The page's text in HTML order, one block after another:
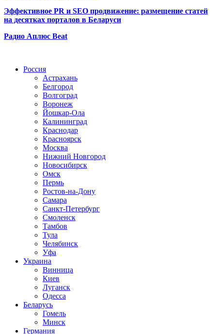
Эффективное PR и SEO продвижение: размещение статей
на десятках порталов в Беларуси
Радио Аплюс Beat
Россия
Астрахань
Белгород
Волгоград
Воронеж
Йошкар-Ола
Калининград
Краснодар
Красноярск
Москва
Нижний Новгород
Новосибирск
Омск
Пермь
Ростов-на-Дону
Самара
Санкт-Петербург
Смоленск
Тамбов
Тула
Челябинск
Уфа
Украина
Винница
Киев
Луганск
Одесса
Беларусь
Гомель
Минск
Германия